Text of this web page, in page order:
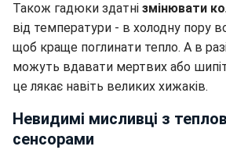
Також гадюки здатні змінювати
від температури - в холодну пору
щоб краще поглинати тепло. А в
можуть вдавати мертвих або
це лякає навіть великих хижаків.
Невидимі мисливці з
сенсорами